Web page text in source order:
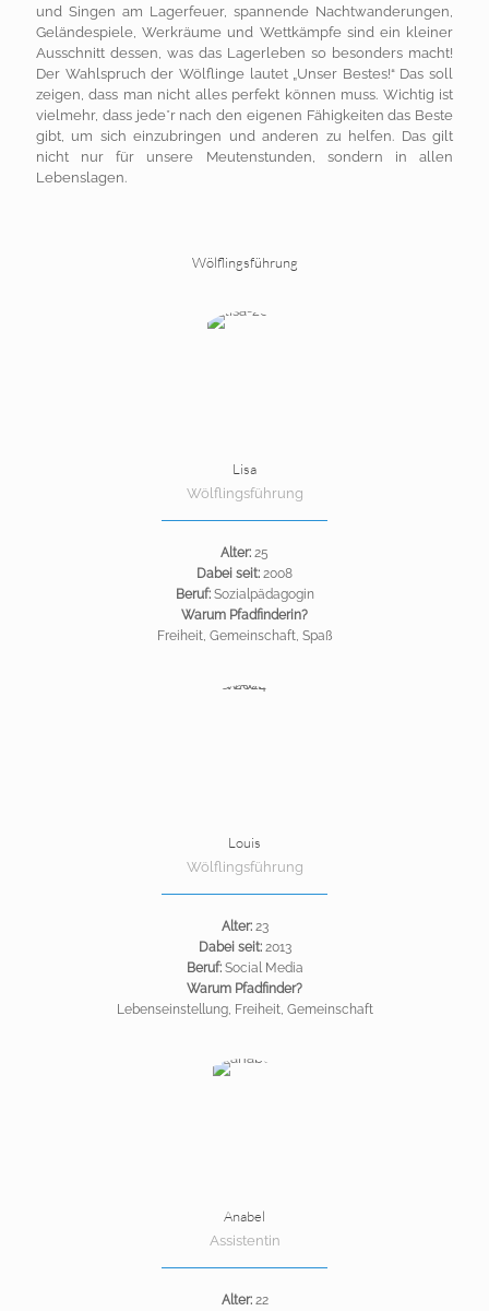
und Singen am Lagerfeuer, spannende Nachtwanderungen,
Geländespiele, Werkräume und Wettkämpfe sind ein kleiner
Ausschnitt dessen, was das Lagerleben so besonders macht!
Der Wahlspruch der Wölflinge lautet „Unser Bestes!“ Das soll
zeigen, dass man nicht alles perfekt können muss. Wichtig ist
vielmehr, dass jede*r nach den eigenen Fähigkeiten das Beste
gibt, um sich einzubringen und anderen zu helfen. Das gilt
nicht nur für unsere Meutenstunden, sondern in allen
Lebenslagen.
Wölflingsführung
Lisa
Wölflingsführung
Alter: 25
Dabei seit: 2008
Beruf:Sozialpädagogin
Warum Pfadfinderin?
Freiheit, Gemeinschaft, Spaß
Louis
Wölflingsführung
Alter:23
Dabei seit:2013
Beruf:Social Media
Warum Pfadfinder?
Lebenseinstellung, Freiheit, Gemeinschaft
Anabel
Assistentin
Alter:22